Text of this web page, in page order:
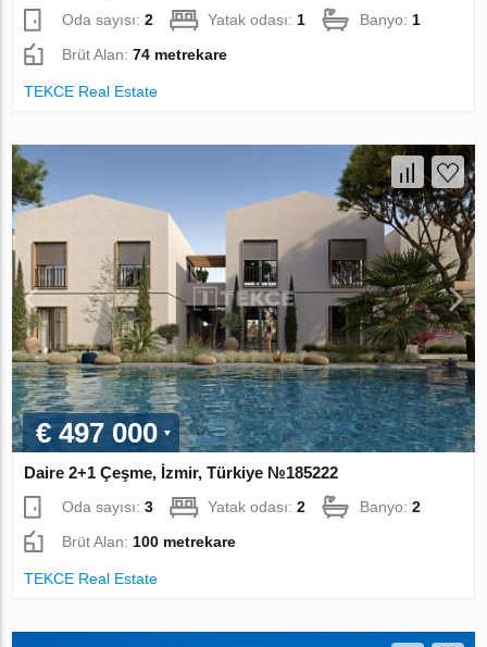
Oda sayısı:2 Yatak odası: 1 Banyo: 1
Brüt Alan:74 metrekare
TEKCE Real Estate
€ 497 000
Daire 2+1 Çeşme, İzmir, Türkiye №185222
Oda sayısı:3 Yatak odası:2 Banyo:2
Brüt Alan:100 metrekare
TEKCE Real Estate